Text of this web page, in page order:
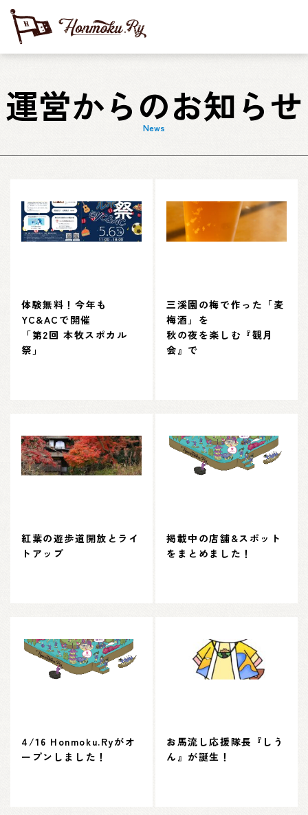
運営からのお知らせ
News
体験無料！今年も
YC&ACで開催
「第2回 本牧スポカル
祭」
三溪園の梅で作った「麦
梅酒」を
秋の夜を楽しむ『観月
会』で
紅葉の遊歩道開放とライ
トアップ
掲載中の店舗&スポット
をまとめました！
4/16 Honmoku.Ryがオ
ープンしました！
お馬流し応援隊長『しう
ん』が誕生！